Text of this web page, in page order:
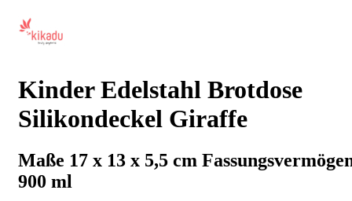
Kinder Edelstahl Brotdose
Silikondeckel Giraffe
Maße 17 x 13 x 5,5 cm
900 ml